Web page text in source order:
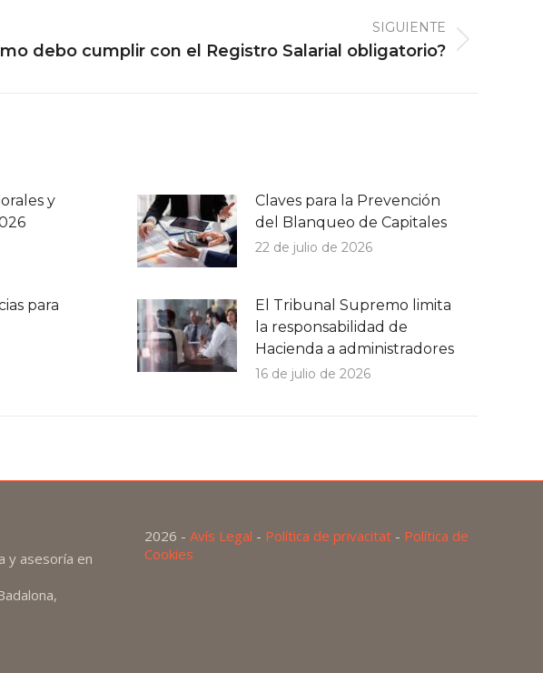
SIGUIENTE
debo cumplir con el Registro Salarial obligatorio?
y
Claves para la Prevención
del Blanqueo de Capitales
22 de julio de 2026
para
El Tribunal Supremo limita
la responsabilidad de
Hacienda a administradores
16 de julio de 2026
y asesoría en
2026 -Avís Legal - Política de privacitat - Política de
Cookies